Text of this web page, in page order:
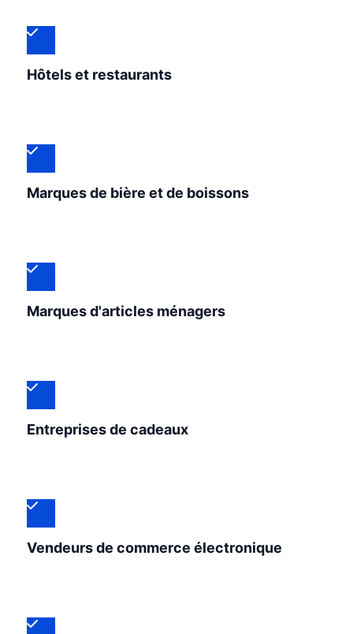
Hôtels et restaurants
Marques de bière et de boissons
Marques d'articles ménagers
Entreprises de cadeaux
Vendeurs de commerce électronique